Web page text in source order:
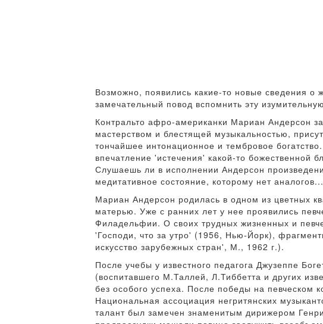
Возможно, появились какие-то новые сведения
замечательный повод вспомнить эту
Контральто афро-американки Мариан Андерсон
мастерством и блестящей музыкальностью,
тончайшее интонационное и тембровое
впечатление 'истечения' какой-то божественной
Слушаешь ли в исполнении Андерсон
медитативное состояние, которому нет аналогов...
Мариан Андерсон родилась в одном из цветных
матерью. Уже с ранних лет у нее проявились
Филадельфии. О своих трудных жизненных и
'Господи, что за утро' (1956, Нью-Йорк),
искусство зарубежных стран', М., 1962 г.).
После учебы у известного педагога Джузеппе
(воспитавшего М.Таллей, Л.Тиббетта и других
без особого успеха. После победы на певческом
Национальная ассоциация негритянских
талант был замечен знаменитым дирижером